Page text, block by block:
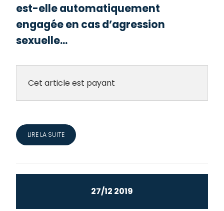
est-elle automatiquement
engagée en cas d’agression
sexuelle...
Cet article est payant
LIRE LA SUITE
27/12 2019